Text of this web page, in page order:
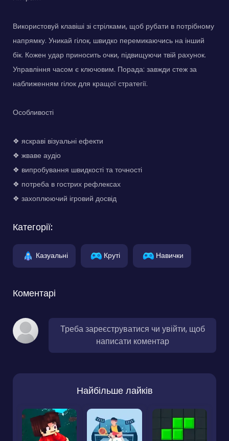
Використовуй клавіші зі стрілками, щоб рубати в потрібному
напрямку. Уникай гілок, швидко перемикаючись на інший
бік. Кожен удар приносить очки, підвищуючи твій рахунок.
Управління часом є ключовим. Порада: завжди стеж за
наближенням гілок для кращої стратегії.
Особливості
❖ яскраві візуальні ефекти
❖ жваве аудіо
❖ випробування швидкості та точності
❖ потреба в гострих рефлексах
❖ захоплюючий ігровий досвід
Категорії:
Казуальні Круті Навички
Коментарі
Треба зареєструватися чи увійти, щоб
написати коментар
Найбільше лайків